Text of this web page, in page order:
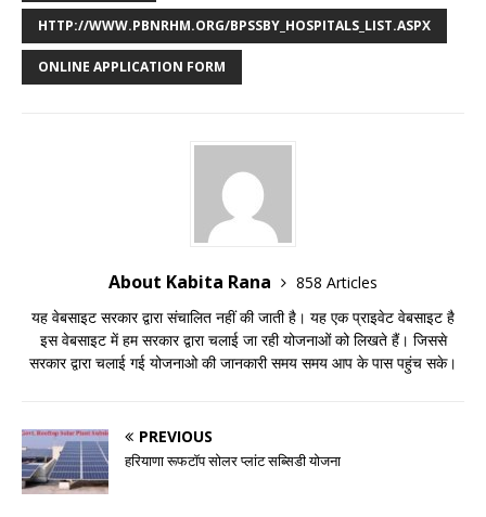
HTTP://WWW.PBNRHM.ORG/BPSSBY_HOSPITALS_LIST.ASPX
ONLINE APPLICATION FORM
About Kabita Rana
858 Articles
यह वेबसाइट सरकार द्वारा संचालित नहीं की जाती है। यह एक प्राइवेट वेबसाइट है
इस वेबसाइट में हम सरकार द्वारा चलाई जा रही योजनाओं को लिखते हैं। जिससे
सरकार द्वारा चलाई गई योजनाओ की जानकारी समय समय आप के पास पहुंच सके।
PREVIOUS
हरियाणा रूफटॉप सोलर प्लांट सब्सिडी योजना